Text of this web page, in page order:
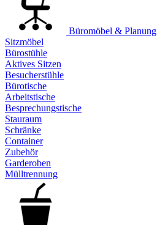
Büromöbel & Planung
Sitzmöbel
Bürostühle
Aktives Sitzen
Besucherstühle
Bürotische
Arbeitstische
Besprechungstische
Stauraum
Schränke
Container
Zubehör
Garderoben
Mülltrennung